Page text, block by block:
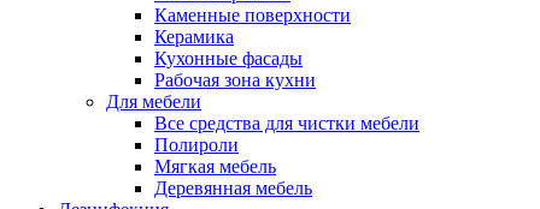
Каменные поверхности
Керамика
Кухонные фасады
Рабочая зона кухни
Для мебели
Все средства для чистки мебели
Полироли
Мягкая мебель
Деревянная мебель